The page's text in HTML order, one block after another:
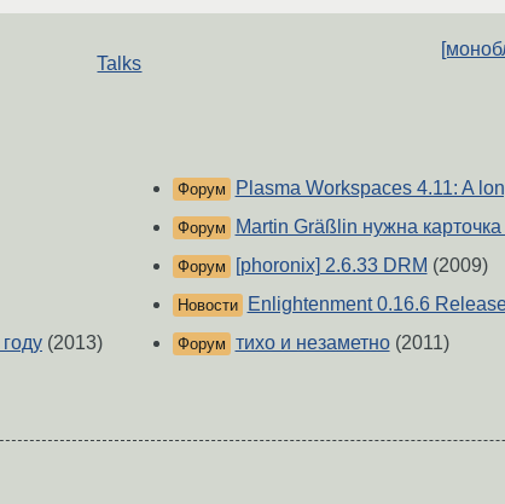
Talks
(2013)
Форум Plasma Workspaces 4.11: A
Форум Martin Gräßlin нужна
Форум [phoronix] 2.6.33 DRM (2009)
Новости Enlightenment 0.16.6
Форум тихо и незаметно(2011)